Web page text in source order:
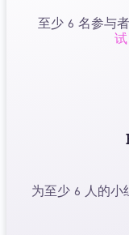
至少 6 名参与
试
为至少 6 人的小